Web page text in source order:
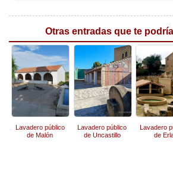
Otras entradas que te
Lavadero público
de Malón
Lavadero público
de Uncastillo
Lavadero
de